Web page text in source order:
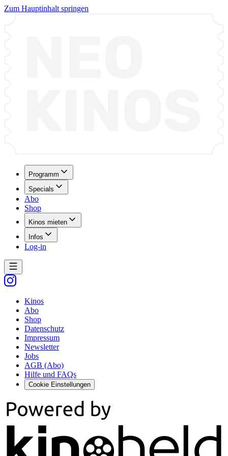
Zum Hauptinhalt springen
Programm
Specials
Abo
Shop
Kinos mieten
Infos
Log-in
Kinos
Abo
Shop
Datenschutz
Impressum
Newsletter
Jobs
AGB (Abo)
Hilfe und FAQs
Cookie Einstellungen